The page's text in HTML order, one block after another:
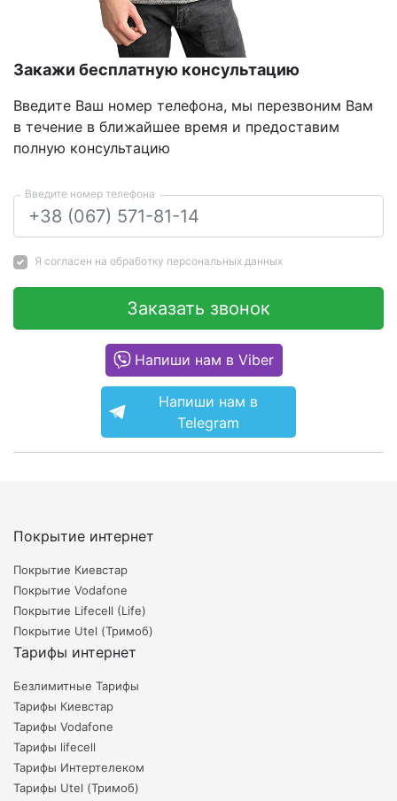
Закажи бесплатную консультацию
Введите Ваш номер телефона, мы перезвоним Вам
в течение в ближайшее время и предоставим
полную консультацию
Введите номер телефона
Я согласен на обработку персональных данных
Заказать звонок
Напиши нам в Viber
Напиши нам в
Telegram
Покрытие интернет
Покрытие Киевстар
Покрытие Vodafone
Покрытие Lifecell (Life)
Покрытие Utel (Тримоб)
Тарифы интернет
Безлимитные Тарифы
Тарифы Киевстар
Тарифы Vodafone
Тарифы lifecell
Тарифы Интертелеком
Тарифы Utel (Тримоб)